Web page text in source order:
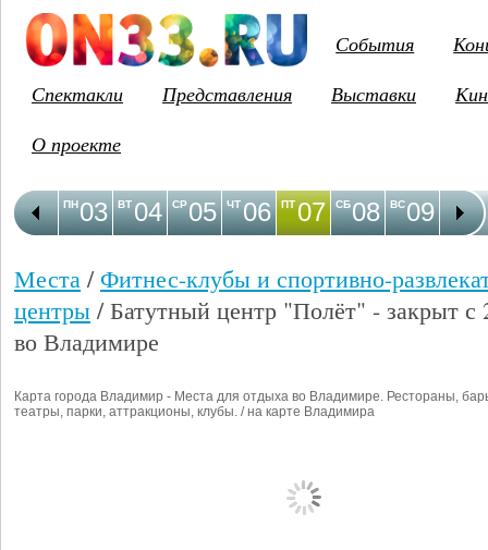
События
Спектакли
Представления Выставки
О проекте
03
ПН 04
ВТ 05
СР 06
ЧТ 07
ПТ 08
СБ 09
ВС 10
ПН
Места / Фитнес-клубы и спортивно-
центры / Батутный центр "Полёт" - закрыт с
во Владимире
Карта города Владимир - Места для отдыха во Владимире. Рестораны,
театры, парки, аттракционы, клубы. / на карте Владимира